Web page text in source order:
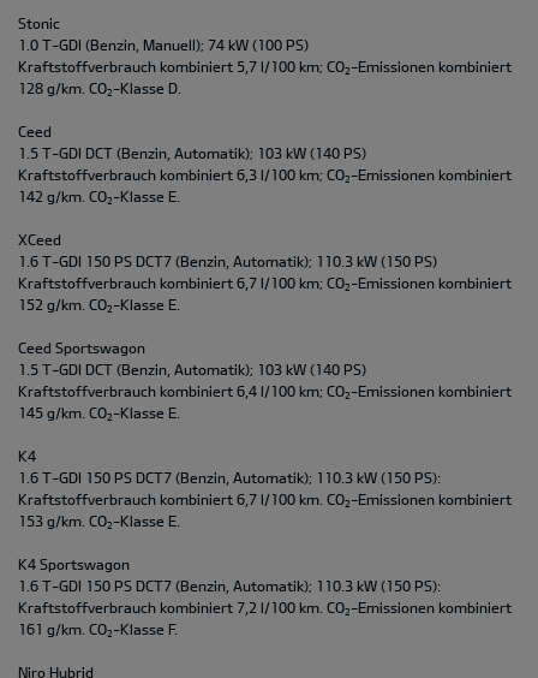
Stonic
1.0 T-GDI (Benzin, Manuell); 74 kW (100 PS)
Kraftstoffverbrauch kombiniert 5,7 l/100 km; CO2 -Emissionen kombiniert
128 g/km. CO2 -Klasse D.
Ceed
1.5 T-GDI DCT (Benzin, Automatik); 103 kW (140 PS)
Kraftstoffverbrauch kombiniert 6,3 l/100 km; CO2 -Emissionen kombiniert
142 g/km. CO2 -Klasse E.
XCeed
1.6 T-GDI 150 PS DCT7 (Benzin, Automatik); 110.3 kW (150 PS)
Kraftstoffverbrauch kombiniert 6,7 l/100 km; CO2 -Emissionen kombiniert
152 g/km. CO2 -Klasse E.
Ceed Sportswagon
1.5 T-GDI DCT (Benzin, Automatik); 103 kW (140 PS)
Kraftstoffverbrauch kombiniert 6,4 l/100 km; CO2 -Emissionen kombiniert
145 g/km. CO2 -Klasse E.
K4
1.6 T-GDI 150 PS DCT7 (Benzin, Automatik); 110.3 kW (150 PS):
Kraftstoffverbrauch kombiniert 6,7 l/100 km. CO2 -Emissionen kombiniert
153 g/km. CO2 -Klasse E.
K4 Sportswagon
1.6 T-GDI 150 PS DCT7 (Benzin, Automatik); 110.3 kW (150 PS):
Kraftstoffverbrauch kombiniert 7,2 l/100 km. CO2 -Emissionen kombiniert
161 g/km. CO2 -Klasse F.
Niro Hybrid